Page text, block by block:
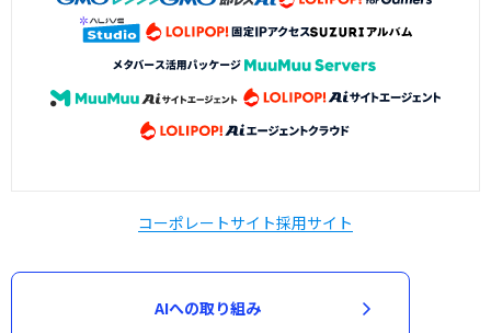
コーポレートサイト採用サイト
AIへの取り組み